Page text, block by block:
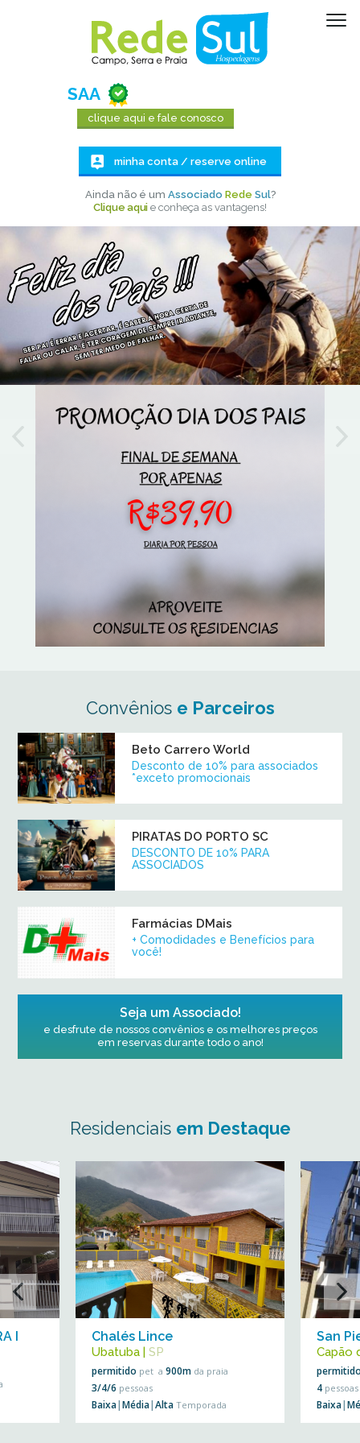
SAA
clique aqui e fale conosco
minha conta / reserve online
Ainda não é um Associado RedeSul?
Clique aqui e conheça as vantagens!
Convênios e Parceiros
Beto Carrero World
Desconto de 10% para associados
*exceto promocionais
PIRATAS DO PORTO SC
DESCONTO DE 10% PARA
ASSOCIADOS
Farmácias DMais
+ Comodidades e Benefícios para
você!
Seja um Associado!
e desfrute de nossos convênios e os melhores preços
em reservas durante todo o ano!
Residenciais em Destaque
I Chalés Lince
Ubatuba | SP
permitido pet a 900m da praia
3/4/6 pessoas
Baixa|Média|Alta Temporada
San
Capão
4 pessoas
Baixa|